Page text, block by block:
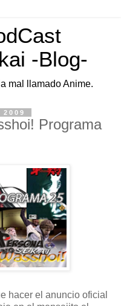
-Blog-
mal llamado Anime.
Programa
hacer el anuncio oficial